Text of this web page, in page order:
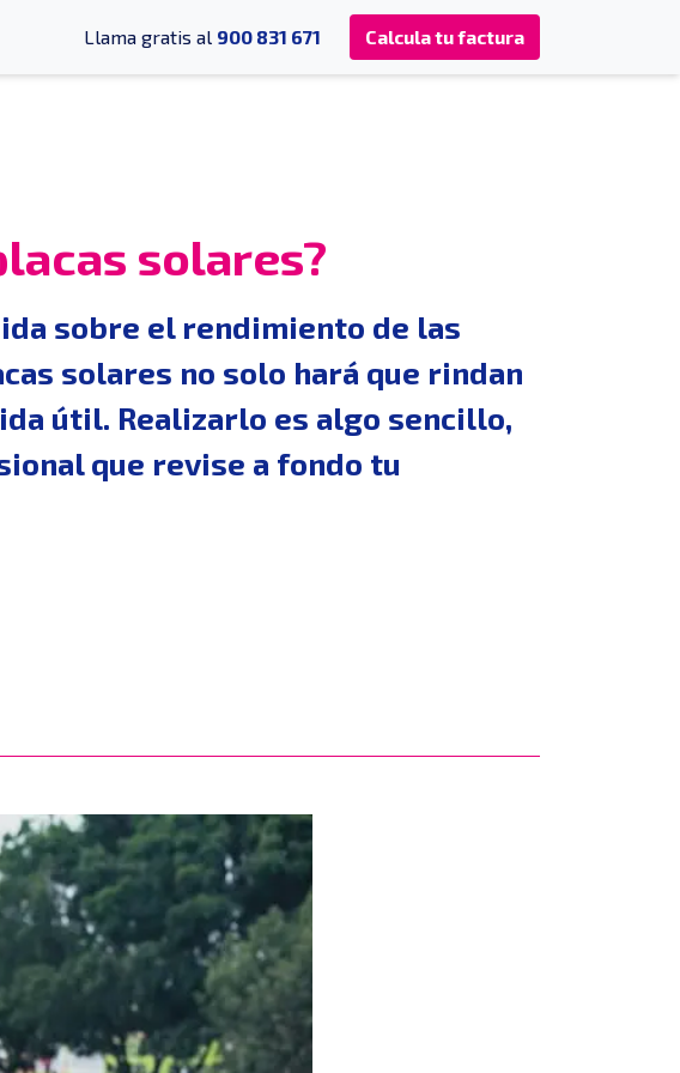
Llama gratis al 900 831 671 Calcula tu factura
solares?
sobre el rendimiento de las
solares no solo hará que rindan
útil. Realizarlo es algo sencillo,
que revise a fondo tu